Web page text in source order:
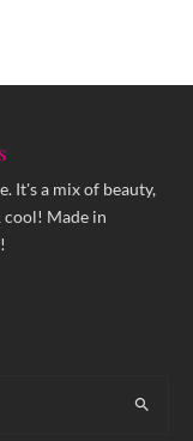
It's a mix of beauty,
Made in